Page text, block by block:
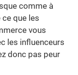
comme à
que les
vous
les influenceurs
donc pas peur